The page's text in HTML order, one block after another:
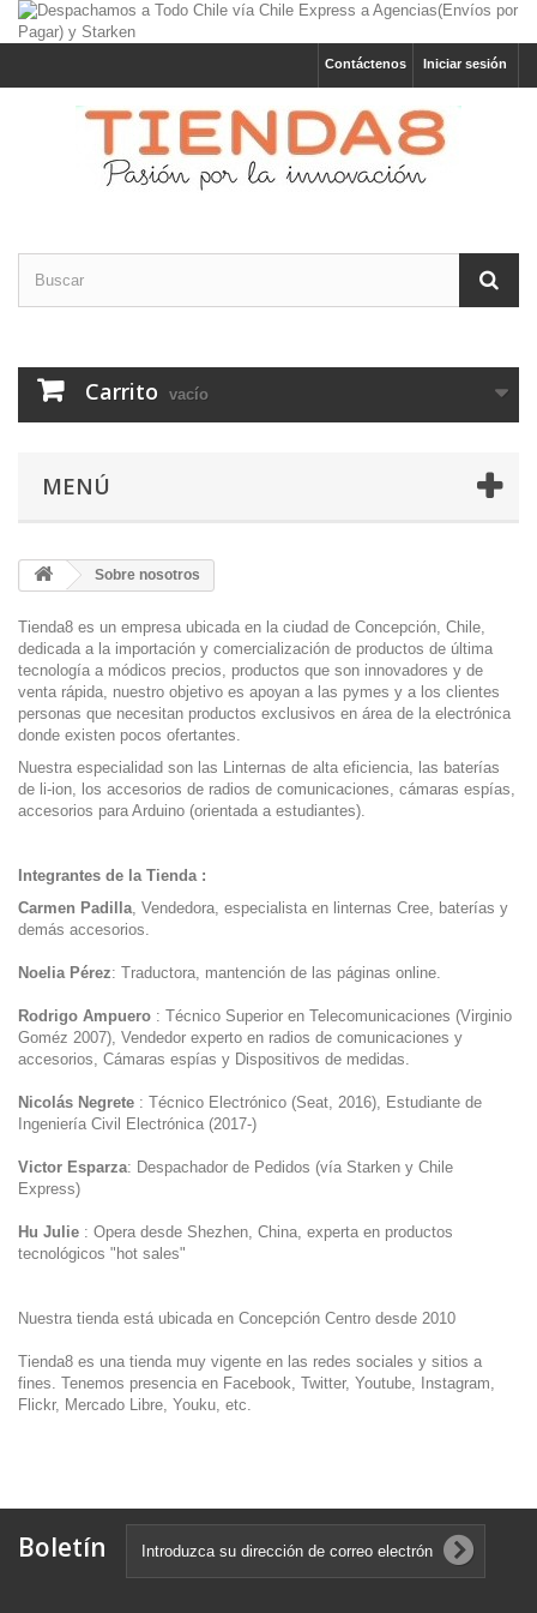
Iniciar sesión
Contáctenos
Carrito vacío
MENÚ
Sobre nosotros
Tienda8 es un empresa ubicada en la ciudad de Concepción, Chile,
dedicada a la importación y comercialización de productos de última
tecnología a módicos precios, productos que son innovadores y de
venta rápida, nuestro objetivo es apoyan a las pymes y a los clientes
personas que necesitan productos exclusivos en área de la electrónica
donde existen pocos ofertantes.
Nuestra especialidad son las Linternas de alta eficiencia, las baterías
de li-ion, los accesorios de radios de comunicaciones, cámaras espías,
accesorios para Arduino (orientada a estudiantes).
Integrantes de la Tienda :
Carmen Padilla, Vendedora, especialista en linternas Cree, baterías y
demás accesorios.
Noelia Pérez: Traductora, mantención de las páginas online.
Rodrigo Ampuero : Técnico Superior en Telecomunicaciones (Virginio
Goméz 2007), Vendedor experto en radios de comunicaciones y
accesorios, Cámaras espías y Dispositivos de medidas.
Nicolás Negrete : Técnico Electrónico (Seat, 2016), Estudiante de
Ingeniería Civil Electrónica (2017-)
Victor Esparza: Despachador de Pedidos (vía Starken y Chile
Express)
Hu Julie : Opera desde Shezhen, China, experta en productos
tecnológicos "hot sales"
Nuestra tienda está ubicada en Concepción Centro desde 2010
Tienda8 es una tienda muy vigente en las redes sociales y sitios a
fines. Tenemos presencia en Facebook, Twitter, Youtube, Instagram,
Flickr, Mercado Libre, Youku, etc.
Boletín